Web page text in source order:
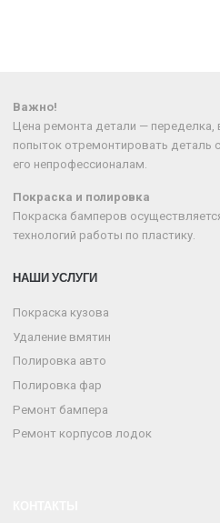
Важно!
Цена ремонта детали — переделка,
попыток отремонтировать деталь
его непрофессионалам.
Покраска и полировка
Покраска бамперов
технологий работы по пластику.
НАШИ УСЛУГИ
Покраска кузова
Удаление вмятин
Полировка авто
Полировка фар
Ремонт бампера
Ремонт корпусов лодок